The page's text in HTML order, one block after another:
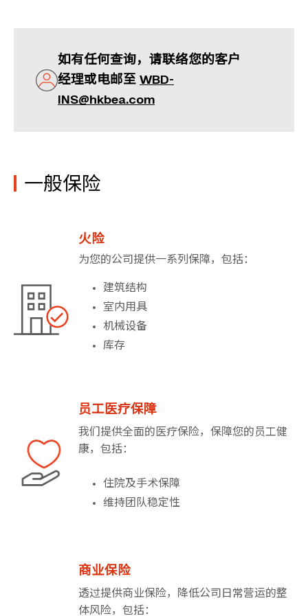
如有任何查询，请联络您的客户
经理或电邮至 WBD-
INS@hkbea.com
一般保险
火险
为您的公司提供一系列保障，包括：
建筑结构
室内用具
机械设备
库存
员工医疗保障
我们提供全面的医疗保险，保障您的员工健
康，包括：
住院及手术保障
维持团队稳定性
商业保险
透过提供商业保险，降低公司日常营运的整
体风险，包括：